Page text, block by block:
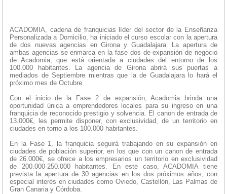
ACADOMIA, cadena de franquicias líder del sector de la Enseñanza
Personalizada a Domicilio, ha iniciado el curso escolar con la apertura
de dos nuevas agencias en Girona y Guadalajara. La apertura de
ambas agencias se enmarca en la fase dos de expansión de negocio
de Acadomia, que está orientada a ciudades del entorno de los
100.000 habitantes. La agencia de Girona abrirá sus puertas a
mediados de Septiembre mientras que la de Guadalajara lo hará el
próximo mes de Octubre.
Con el inicio de la Fase 2 de expansión, Acadomia brinda una
oportunidad única a emprendedores locales para su ingreso en una
franquicia de reconocido prestigio y solvencia. El canon de entrada de
13.000€, les permite disponer, con exclusividad, de un territorio en
ciudades en torno a los 100.000 habitantes.
En la Fase 1, la franquicia seguirá trabajando en su expansión en
ciudades de población superior, en los que con un canon de entrada
de 26.000€, se ofrece a los empresarios un territorio en exclusividad
de 200.000-250.000 habitantes. En este caso, ACADOMIA tiene
prevista la apertura de 30 agencias en los dos próximos años, con
especial interés en ciudades como Oviedo, Castellón, Las Palmas de
Gran Canaria y Córdoba.